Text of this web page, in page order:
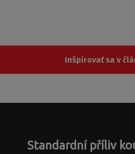
Inšpirovať sa v
Standardní příliv